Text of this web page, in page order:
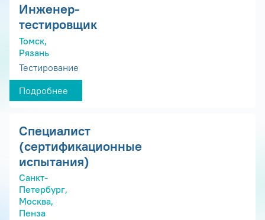
Инженер-
тестировщик
Томск,
Рязань
Тестирование
Подробнее
Специалист
(сертификационные
испытания)
Санкт-
Петербург,
Москва,
Пенза